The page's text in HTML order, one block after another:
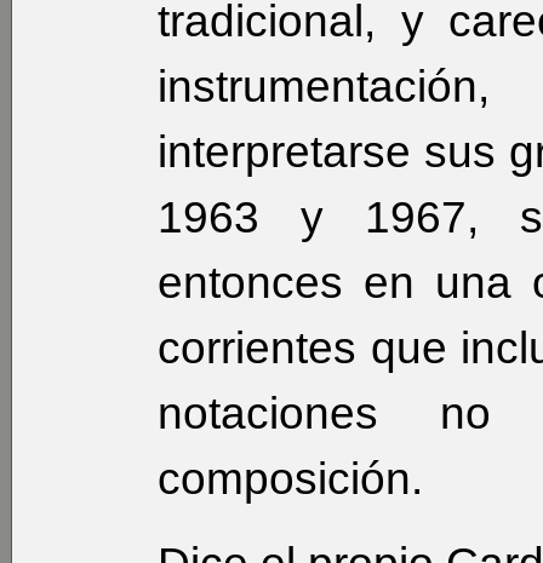
tradicional, y
interpretarse sus
1963 y 1967,
entonces en una
corrientes que
notaciones no
composición.